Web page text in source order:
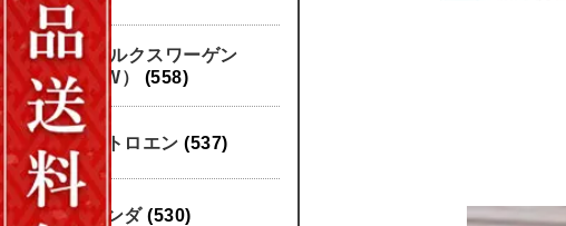
フォルクスワーゲン
（VW） (558)
シトロエン (537)
ホンダ (530)